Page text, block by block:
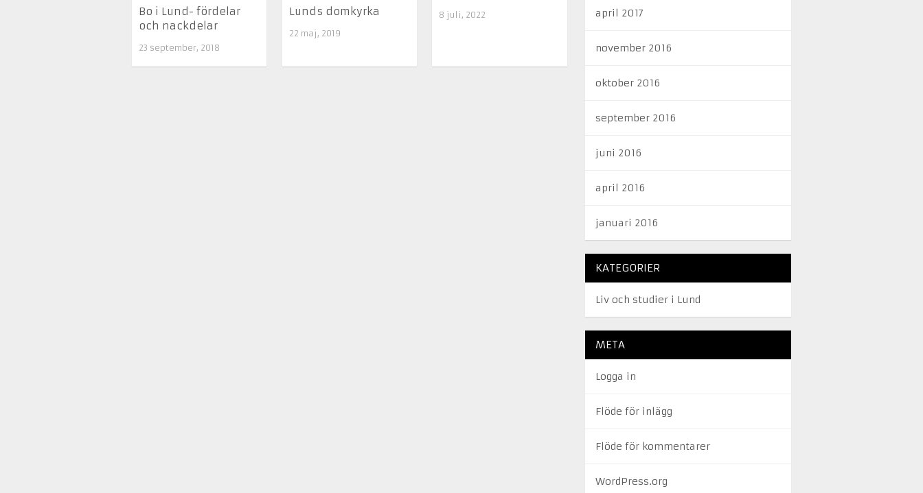
Bo i Lund- fördelar
och nackdelar
23 september, 2018
Lunds domkyrka
22 maj, 2019
8 juli, 2022 april 2017
november 2016
oktober 2016
september 2016
juni 2016
april 2016
januari 2016
KATEGORIER
Liv och studier i Lund
META
Logga in
Flöde för inlägg
Flöde för kommentarer
WordPress.org